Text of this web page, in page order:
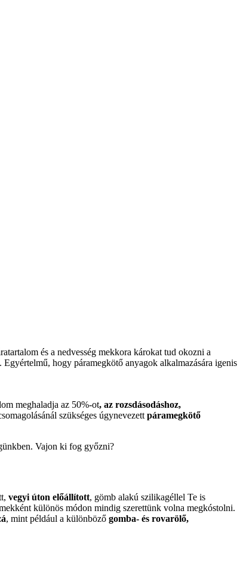
és a nedvesség mekkora károkat tud okozni a
hogy páramegkötő anyagok alkalmazására igenis
meghaladja az 50%-ot, az rozsdásodáshoz,
szükséges úgynevezettpáramegkötő
Vajon ki fog győzni?
vegyi úton előállított, gömb alakú szilikagéllel Te is
különös módon mindig szerettünk volna megkóstolni.
, mint például a különböző gomba- és rovarölő,